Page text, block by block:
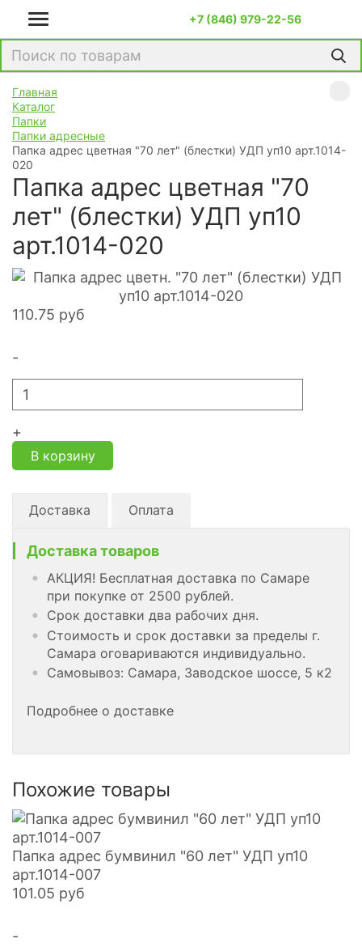
+7 (846) 979-22-56
Главная
Каталог
Папки
Папки адресные
Папка адрес цветная "70 лет" (блестки) УДП уп10 арт.1014-
020
Папка адрес цветная "70
лет" (блестки) УДП уп10
арт.1014-020
110.75 руб
-
+
В корзину
Доставка Оплата
Доставка товаров
АКЦИЯ! Бесплатная доставка по Самаре
при покупке от 2500 рублей.
Срок доставки два рабочих дня.
Стоимость и срок доставки за пределы г.
Самара оговариваются индивидуально.
Самовывоз: Самара, Заводское шоссе, 5 к2
Подробнее о доставке
Похожие товары
Папка адрес бумвинил "60 лет" УДП уп10
арт.1014-007
101.05 руб
-